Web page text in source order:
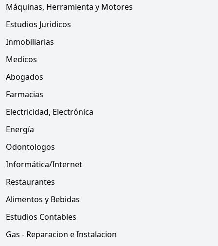
Máquinas, Herramienta y Motores
Estudios Juridicos
Inmobiliarias
Medicos
Abogados
Farmacias
Electricidad, Electrónica
Energía
Odontologos
Informática/Internet
Restaurantes
Alimentos y Bebidas
Estudios Contables
Gas - Reparacion e Instalacion